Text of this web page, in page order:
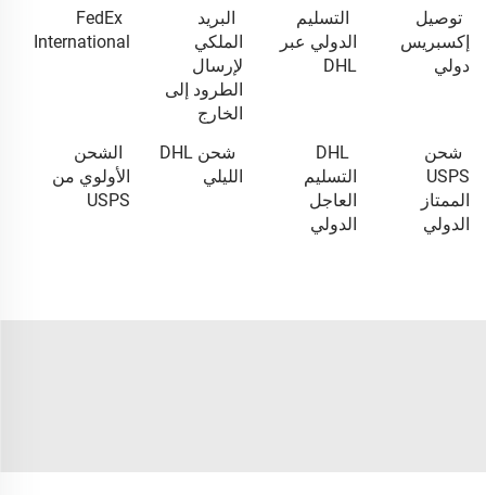
توصيل
إكسبريس
دولي
التسليم
الدولي عبر
DHL
البريد
الملكي
لإرسال
الطرود إلى
الخارج
FedEx
International
شحن
USPS
الممتاز
الدولي
DHL
التسليم
العاجل
الدولي
شحن DHL
الليلي
الشحن
الأولوي من
USPS